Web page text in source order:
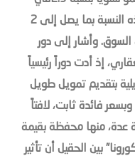
المائة، ما يتطلّب إضافة أكثر من هذه النسبة بما يصل إلى 2
وأشار إلى دور
إذ أدت دوراً رئيسياً
بتقديم تمويل طويل
زمنية تصل إلى 25 عاماً وبسعر فائدة ثابت، لافتاً
عدة، منها محفظة بقيمة
“كورونا” بين الحقيل أن تأثير